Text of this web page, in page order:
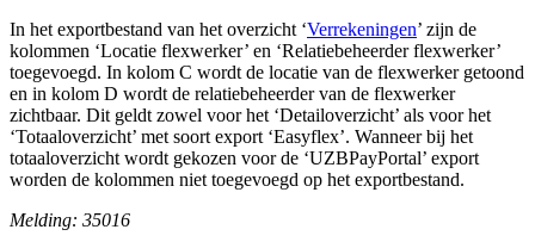
In het exportbestand van het overzicht ‘Verrekeningen’ zijn de
kolommen ‘Locatie flexwerker’ en ‘Relatiebeheerder flexwerker’
toegevoegd. In kolom C wordt de locatie van de flexwerker getoond
en in kolom D wordt de relatiebeheerder van de flexwerker
zichtbaar. Dit geldt zowel voor het ‘Detailoverzicht’ als voor het
‘Totaaloverzicht’ met soort export ‘Easyflex’. Wanneer bij het
totaaloverzicht wordt gekozen voor de ‘UZBPayPortal’ export
worden de kolommen niet toegevoegd op het exportbestand.
Melding: 35016